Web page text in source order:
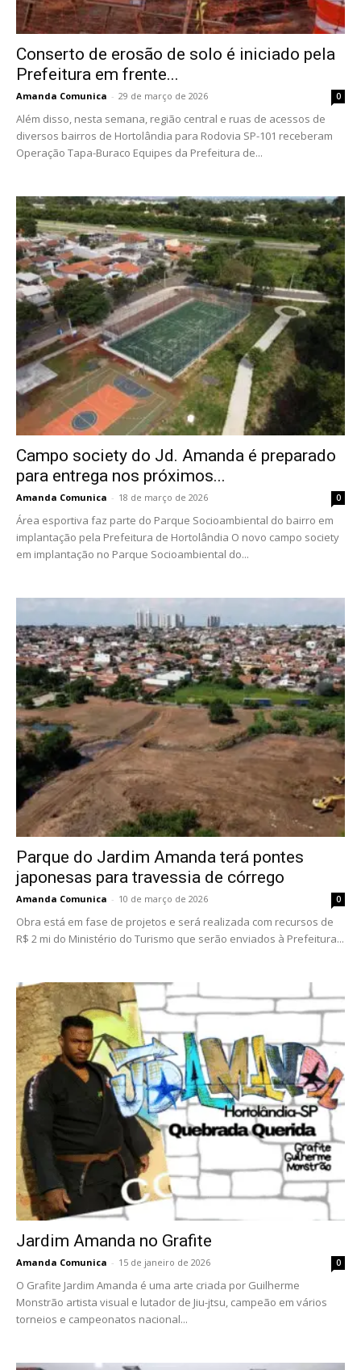
Conserto de erosão de solo é iniciado pela
Prefeitura em frente...
Amanda Comunica - 29 de março de 2026 0
Além disso, nesta semana, região central e ruas de acessos de
diversos bairros de Hortolândia para Rodovia SP-101 receberam
Operação Tapa-Buraco Equipes da Prefeitura de...
Campo society do Jd. Amanda é preparado
para entrega nos próximos...
Amanda Comunica - 18 de março de 2026 0
Área esportiva faz parte do Parque Socioambiental do bairro em
implantação pela Prefeitura de Hortolândia O novo campo society
em implantação no Parque Socioambiental do...
Parque do Jardim Amanda terá pontes
japonesas para travessia de córrego
Amanda Comunica - 10 de março de 2026 0
Obra está em fase de projetos e será realizada com recursos de
R$ 2 mi do Ministério do Turismo que serão enviados à Prefeitura...
Jardim Amanda no Grafite
Amanda Comunica - 15 de janeiro de 2026 0
O Grafite Jardim Amanda é uma arte criada por Guilherme
Monstrão artista visual e lutador de Jiu-jtsu, campeão em vários
torneios e campeonatos nacional...